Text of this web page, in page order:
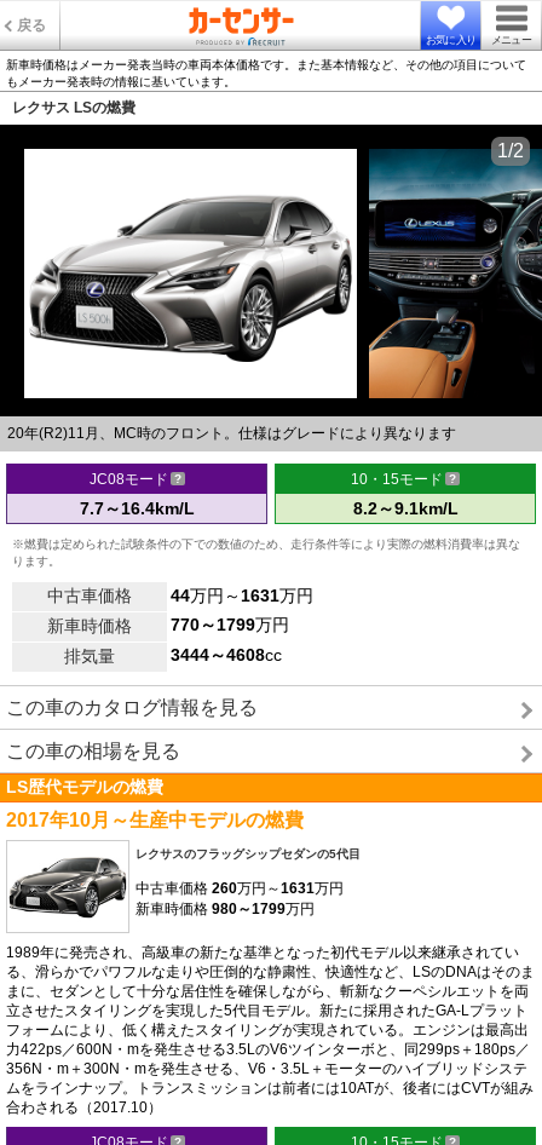
戻る
お気に入り メニュー
新車時価格はメーカー発表当時の車両本体価格です。また基本情報など、その他の項目について
もメーカー発表時の情報に基いています。
レクサス LSの燃費
20年(R2)11月、MC時のフロント。仕様はグレードにより異なります
1/2
JC08モード
7.7～16.4km/L
10・15モード
8.2～9.1km/L
※燃費は定められた試験条件の下での数値のため、走行条件等により実際の燃料消費率は異な
ります。
中古車価格 44万円～1631万円
新車時価格
770～1799万円
排気量
3444～4608cc
この車のカタログ情報を見る
この車の相場を見る
LS歴代モデルの燃費
2017年10月～生産中モデルの燃費
レクサスのフラッグシップセダンの5代目
中古車価格 260万円～1631万円
新車時価格 980～1799万円
1989年に発売され、高級車の新たな基準となった初代モデル以来継承されてい
る、滑らかでパワフルな走りや圧倒的な静粛性、快適性など、LSのDNAはそのま
まに、セダンとして十分な居住性を確保しながら、斬新なクーペシルエットを両
立させたスタイリングを実現した5代目モデル。新たに採用されたGA-Lプラット
フォームにより、低く構えたスタイリングが実現されている。エンジンは最高出
力422ps／600N・mを発生させる3.5LのV6ツインターボと、同299ps＋180ps／
356N・m＋300N・mを発生させる、V6・3.5L＋モーターのハイブリッドシステ
ムをラインナップ。トランスミッションは前者には10ATが、後者にはCVTが組み
合わされる（2017.10）